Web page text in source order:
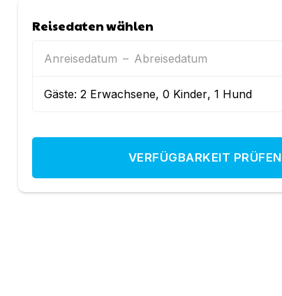
Reisedaten wählen
Anreisedatum – Abreisedatum
Gäste:2 Erwachsene,0 Kinder,1 Hund
VERFÜGBARKEIT PRÜFEN